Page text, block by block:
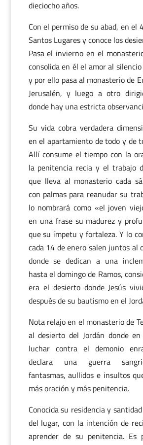
dieciocho años.
Con el permiso de su abad, en el
Santos Lugares y conoce los
Pasa el invierno en el
consolida en él el amor al
y por ello pasa al monasterio de
Jerusalén, y luego a otro
donde hay una estricta
Su vida cobra verdadera
en el apartamiento de todo y de
Allí consume el tiempo con la
la penitencia recia y el trabajo
que lleva al monasterio cada
con palmas para reanudar su
lo nombrará como «el joven
en una frase su madurez y
que su ímpetu y fortaleza. Y lo
cada 14 de enero salen juntos al
donde se dedican a una
hasta el domingo de Ramos,
era el desierto donde Jesús
después de su bautismo en el
Nota relajo en el monasterio de
al desierto del Jordán donde
luchar contra el demonio
declara una guerra
fantasmas, aullidos e insultos
más oración y más penitencia.
Conocida su residencia y
del lugar, con la intención de
aprender de su penitencia. Es